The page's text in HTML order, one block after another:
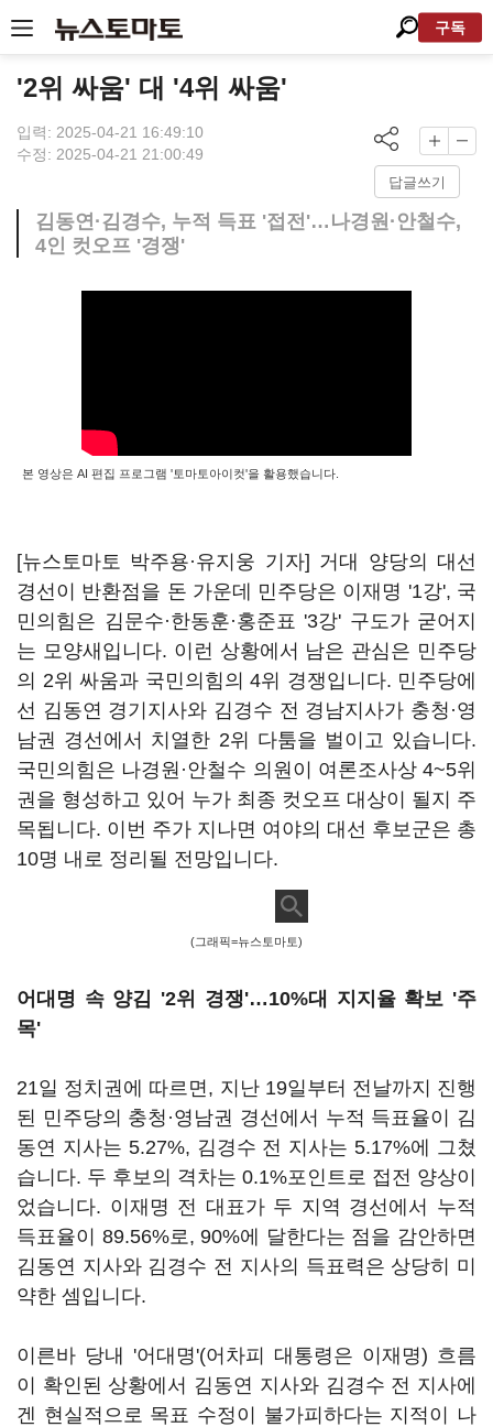
구독
'2위 싸움' 대 '4위 싸움'
입력: 2025-04-21 16:49:10
수정: 2025-04-21 21:00:49
답글쓰기
김동연·김경수, 누적 득표 '접전'…나경원·안철수,
4인 컷오프 '경쟁'
본 영상은 AI 편집 프로그램 '토마토아이컷'을 활용했습니다.
[뉴스토마토 박주용·유지웅 기자] 거대 양당의 대선
경선이 반환점을 돈 가운데 민주당은 이재명 '1강', 국
민의힘은 김문수·한동훈·홍준표 '3강' 구도가 굳어지
는 모양새입니다. 이런 상황에서 남은 관심은 민주당
의 2위 싸움과 국민의힘의 4위 경쟁입니다. 민주당에
선 김동연 경기지사와 김경수 전 경남지사가 충청·영
남권 경선에서 치열한 2위 다툼을 벌이고 있습니다.
국민의힘은 나경원·안철수 의원이 여론조사상 4~5위
권을 형성하고 있어 누가 최종 컷오프 대상이 될지 주
목됩니다. 이번 주가 지나면 여야의 대선 후보군은 총
10명 내로 정리될 전망입니다.
(그래픽=뉴스토마토)
어대명 속 양김 '2위 경쟁'…10%대 지지율 확보 '주
목'
21일 정치권에 따르면, 지난 19일부터 전날까지 진행
된 민주당의 충청·영남권 경선에서 누적 득표율이 김
동연 지사는 5.27%, 김경수 전 지사는 5.17%에 그쳤
습니다. 두 후보의 격차는 0.1%포인트로 접전 양상이
었습니다. 이재명 전 대표가 두 지역 경선에서 누적
득표율이 89.56%로, 90%에 달한다는 점을 감안하면
김동연 지사와 김경수 전 지사의 득표력은 상당히 미
약한 셈입니다.
이른바 당내 '어대명'(어차피 대통령은 이재명) 흐름
이 확인된 상황에서 김동연 지사와 김경수 전 지사에
겐 현실적으로 목표 수정이 불가피하다는 지적이 나